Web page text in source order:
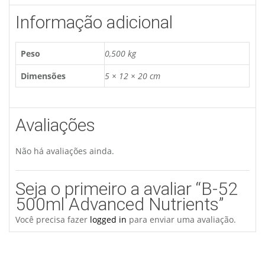
Informação adicional
Peso
0,500 kg
Dimensões
5 × 12 × 20 cm
Avaliações
Não há avaliações ainda.
Seja o primeiro a avaliar “B-52
500ml Advanced Nutrients”
Você precisa fazer logged in para enviar uma avaliação.